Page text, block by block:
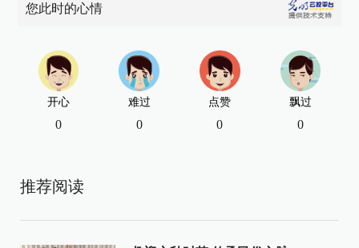
您此时的心情
开心
0
难过
0
点赞
0
飘过
0
推荐阅读